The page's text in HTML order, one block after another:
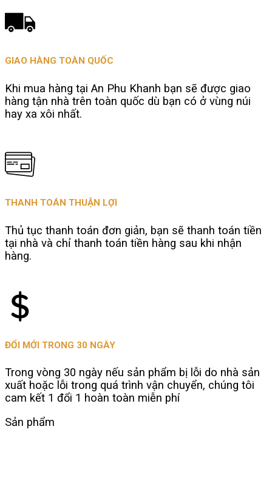
GIAO HÀNG TOÀN QUỐC
Khi mua hàng tại An Phu Khanh bạn sẽ được giao
hàng tận nhà trên toàn quốc dù bạn có ở vùng núi
hay xa xôi nhất.
THANH TOÁN THUẬN LỢI
Thủ tục thanh toán đơn giản, bạn sẽ thanh toán tiền
tại nhà và chỉ thanh toán tiền hàng sau khi nhận
hàng.
ĐỔI MỚI TRONG 30 NGÀY
Trong vòng 30 ngày nếu sản phẩm bị lỗi do nhà sản
xuất hoặc lỗi trong quá trình vận chuyển, chúng tôi
cam kết 1 đổi 1 hoàn toàn miễn phí
Sản phẩm